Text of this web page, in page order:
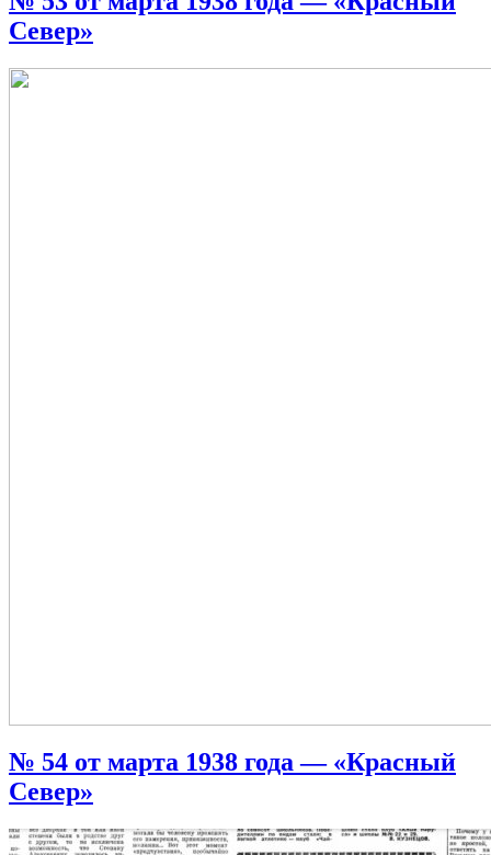
Север»
№ 54 от марта 1938 года — «Красный
Север»